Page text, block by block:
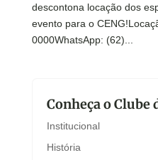
descontona locação dos
evento para o
0000WhatsApp: (62)...
Conheça o Clube
Institucional
História